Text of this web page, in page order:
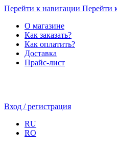
Перейти к навигации Перейти
О магазине
Как заказать?
Как оплатить?
Доставка
Прайс-лист
Вход / регистрация
RU
RO